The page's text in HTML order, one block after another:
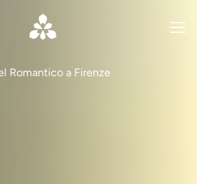
Romantico a Firenze